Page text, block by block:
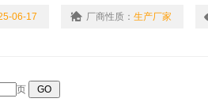
06-17 厂商性质：生产厂家
页